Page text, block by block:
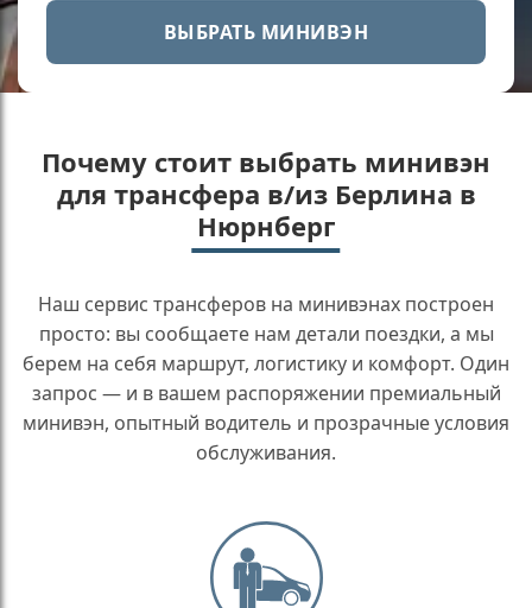
ВЫБРАТЬ МИНИВЭН
Почему стоит выбрать минивэн
для трансфера в/из Берлина в
Нюрнберг
Наш сервис трансферов на минивэнах построен
просто: вы сообщаете нам детали поездки, а мы
берем на себя маршрут, логистику и комфорт. Один
запрос — и в вашем распоряжении премиальный
минивэн, опытный водитель и прозрачные условия
обслуживания.